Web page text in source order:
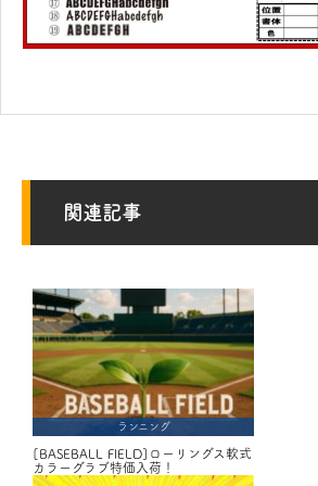
関連記事
ランニング
[BASEBALL FIELD]ローリングス軟式
カラーグラブ特価入荷！